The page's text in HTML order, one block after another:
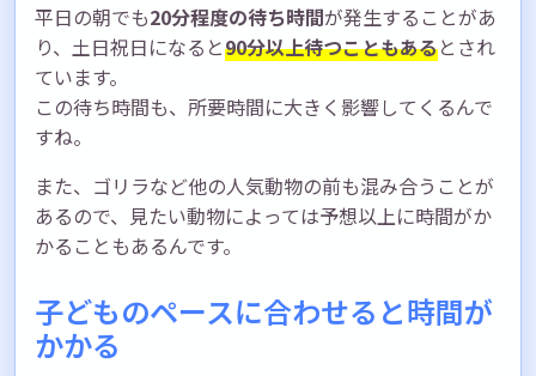
平日の朝でも20分程度の待ち時間が発生することがあ
り、土日祝日になると90分以上待つこともあるとされ
ています。
この待ち時間も、所要時間に大きく影響してくるんで
すね。
また、ゴリラなど他の人気動物の前も混み合うことが
あるので、見たい動物によっては予想以上に時間がか
かることもあるんです。
子どものペースに合わせると時間が
かかる